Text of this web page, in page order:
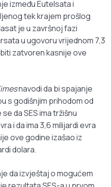
između Eutelsata i
tek krajem prošlog
je u završnoj fazi
u ugovoru vrijednom 7,3
zatvoren kasnije ove
navodi da bi spajanje
s godišnjim prihodom od
da SES ima tržišnu
i da ima 3,6 milijardi evra
ove godine izašao iz
dolara.
da izvještaj o mogućem